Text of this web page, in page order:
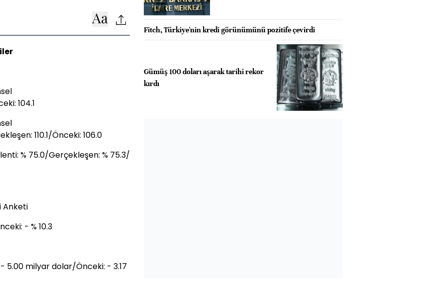
104.1
110.1/Önceki: 106.0
% 75.0/Gerçekleşen: % 75.3/
Anketi
- % 10.3
5.00 milyar dolar/Önceki: - 3.17
Fitch, Türkiye'nin kredi görünümünü pozitife çevirdi
Gümüş 100 doları aşarak tarihi rekor
kırdı